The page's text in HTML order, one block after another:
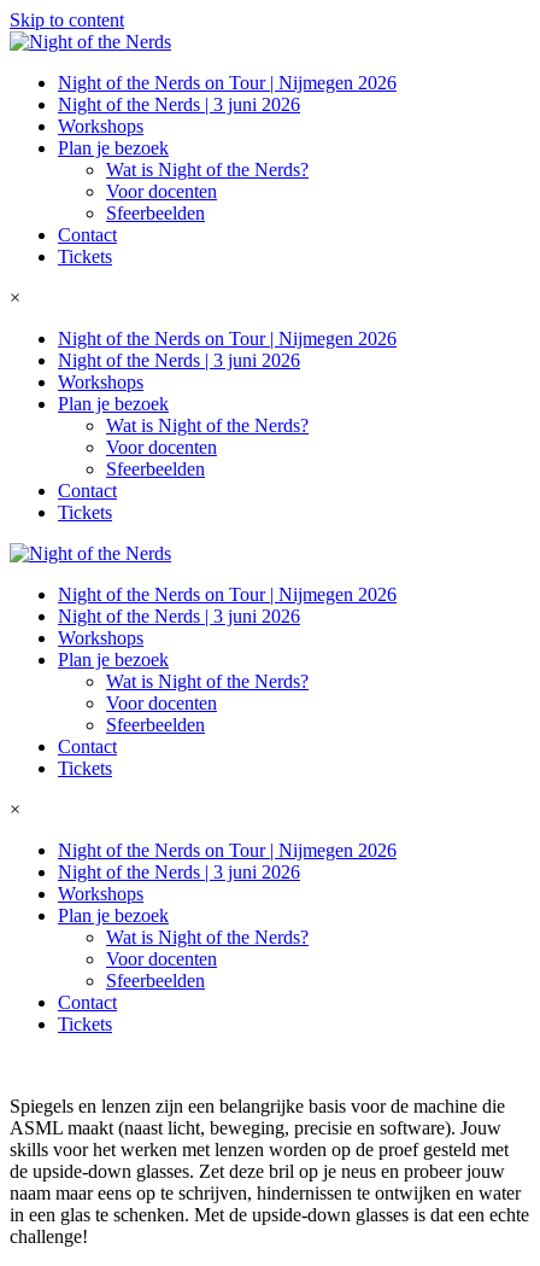
Skip to content
Night of the Nerds on Tour | Nijmegen 2026
Night of the Nerds | 3 juni 2026
Workshops
Plan je bezoek
Wat is Night of the Nerds?
Voor docenten
Sfeerbeelden
Contact
Tickets
×
Night of the Nerds on Tour | Nijmegen 2026
Night of the Nerds | 3 juni 2026
Workshops
Plan je bezoek
Wat is Night of the Nerds?
Voor docenten
Sfeerbeelden
Contact
Tickets
Night of the Nerds on Tour | Nijmegen 2026
Night of the Nerds | 3 juni 2026
Workshops
Plan je bezoek
Wat is Night of the Nerds?
Voor docenten
Sfeerbeelden
Contact
Tickets
×
Night of the Nerds on Tour | Nijmegen 2026
Night of the Nerds | 3 juni 2026
Workshops
Plan je bezoek
Wat is Night of the Nerds?
Voor docenten
Sfeerbeelden
Contact
Tickets
Spiegels en lenzen zijn een belangrijke basis voor de machine die
ASML maakt (naast licht, beweging, precisie en software). Jouw
skills voor het werken met lenzen worden op de proef gesteld met
de upside-down glasses. Zet deze bril op je neus en probeer jouw
naam maar eens op te schrijven, hindernissen te ontwijken en water
in een glas te schenken. Met de upside-down glasses is dat een echte
challenge!